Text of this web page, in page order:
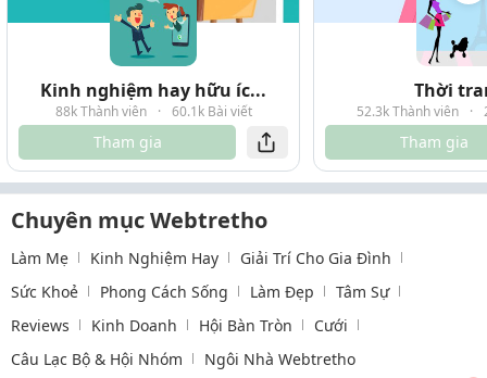
Kinh nghiệm hay hữu íc...
88k Thành viên · 60.1k Bài viết
Tham gia
Thời
52.3k Thành viên ·
Tham gia
Chuyên mục Webtretho
Làm Mẹ Kinh Nghiệm Hay
Giải Trí Cho Gia Đình
Sức Khoẻ
Phong Cách Sống Làm Đẹp
Tâm Sự
Reviews
Kinh Doanh Hội Bàn Tròn
Cưới
Câu Lạc Bộ & Hội Nhóm
Ngôi Nhà Webtretho